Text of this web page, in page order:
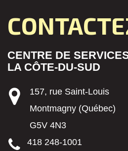
CENTRE DE
LA CÔTE-DU-SUD
157, rue Saint-Louis
Montmagny (Québec)
G5V 4N3
418 248-1001